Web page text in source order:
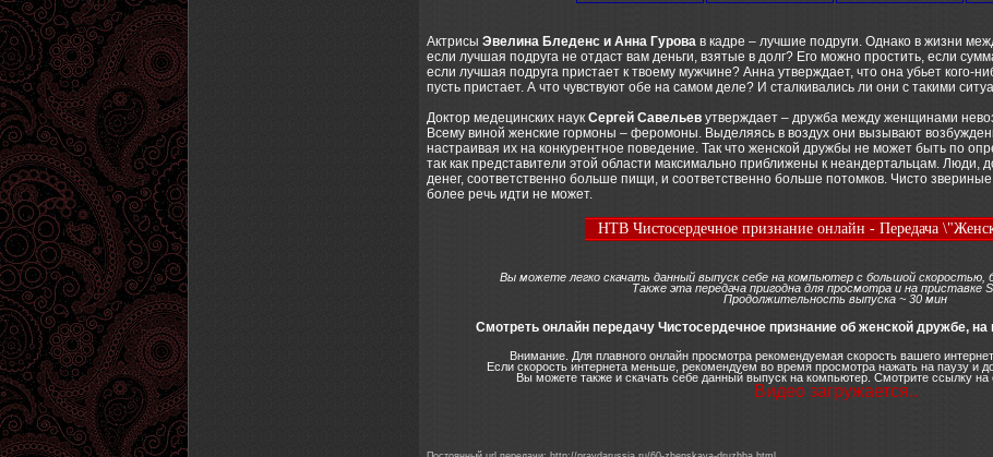
Актрисы Эвелина Бледенс и Анна Гурова в кадре – лучшие подруги. Однако в жизни
если лучшая подруга не отдаст вам деньги, взятые в долг? Его можно простить, если
если лучшая подруга пристает к твоему мужчине? Анна утверждает, что она убьет кого-
пусть пристает. А что чувствуют обе на самом деле? И сталкивались ли они с такими
Доктор медецинских наук Сергей Савельев утверждает – дружба между женщинами
Всему виной женские гормоны – феромоны. Выделяясь в воздух они вызывают
настраивая их на конкурентное поведение. Так что женской дружбы не может быть по
так как представители этой области максимально приближены к неандертальцам. Люди,
денег, соответственно больше пищи, и соответственно больше потомков. Чисто
более речь идти не может.
НТВ Чистосердечное признание онлайн - Передача
Вы можете легко скачать данный выпуск себе на компьютер с большой скоростью,
Также эта передача пригодна для просмотра и на приставке
Продолжительность выпуска ~ 30 мин
Смотреть онлайн передачу Чистосердечное признание об женской дружбе,
Внимание. Для плавного онлайн просмотра рекомендуемая скорость вашего
Если скорость интернета меньше, рекомендуем во время просмотра нажать на паузу и
Вы можете также и скачать себе данный выпуск на компьютер. Смотрите ссылку на
Видео загружается..